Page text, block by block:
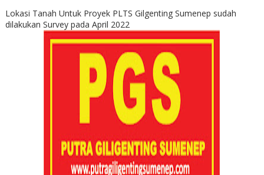
Lokasi Tanah Untuk Proyek PLTS Gilgenting Sumenep sudah
dilakukan Survey pada April 2022